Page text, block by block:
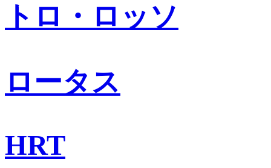
トロ・ロッソ
ロータス
HRT